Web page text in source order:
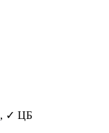
, ✓ ЦБ